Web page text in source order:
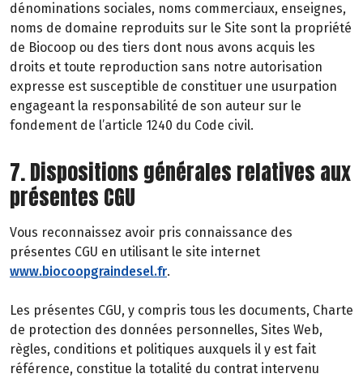
dénominations sociales, noms commerciaux, enseignes,
noms de domaine reproduits sur le Site sont la propriété
de Biocoop ou des tiers dont nous avons acquis les
droits et toute reproduction sans notre autorisation
expresse est susceptible de constituer une usurpation
engageant la responsabilité de son auteur sur le
fondement de l’article 1240 du Code civil.
7. Dispositions générales relatives aux
présentes CGU
Vous reconnaissez avoir pris connaissance des
présentes CGU en utilisant le site internet
www.biocoopgraindesel.fr.
Les présentes CGU, y compris tous les documents, Charte
de protection des données personnelles, Sites Web,
règles, conditions et politiques auxquels il y est fait
référence, constitue la totalité du contrat intervenu